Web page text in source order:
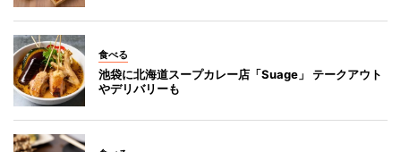
食べる
池袋に北海道スープカレー店「Suage」 テークアウト
やデリバリーも